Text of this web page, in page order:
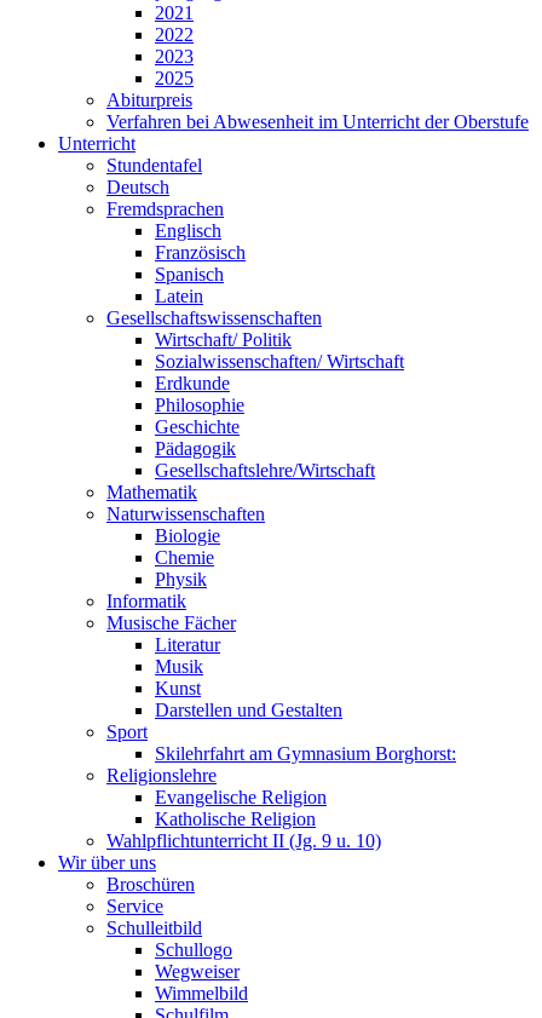
2021
2022
2023
2025
Abiturpreis
Verfahren bei Abwesenheit im Unterricht der Oberstufe
Unterricht
Stundentafel
Deutsch
Fremdsprachen
Englisch
Französisch
Spanisch
Latein
Gesellschaftswissenschaften
Wirtschaft/ Politik
Sozialwissenschaften/ Wirtschaft
Erdkunde
Philosophie
Geschichte
Pädagogik
Gesellschaftslehre/Wirtschaft
Mathematik
Naturwissenschaften
Biologie
Chemie
Physik
Informatik
Musische Fächer
Literatur
Musik
Kunst
Darstellen und Gestalten
Sport
Skilehrfahrt am Gymnasium Borghorst:
Religionslehre
Evangelische Religion
Katholische Religion
Wahlpflichtunterricht II (Jg. 9 u. 10)
Wir über uns
Broschüren
Service
Schulleitbild
Schullogo
Wegweiser
Wimmelbild